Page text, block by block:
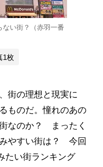
ない街？（赤羽一番
1枚
街の理想と現実に
ものだ。憧れのあの
なのか？ まったく
やすい街は？ 今回
たい街ランキング